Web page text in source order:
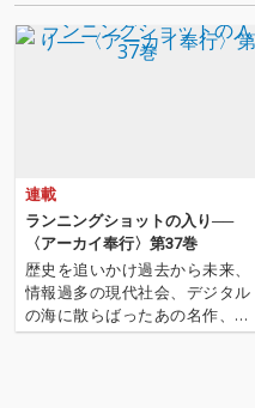
連載
ランニングショットの入り──
〈アーカイ奉行〉第37巻
歴史を追いかけ過去から未来、
情報過多の現代社会、デジタル
の海に散らばったあの名作、こ
の名作たちをひとつにまとめる